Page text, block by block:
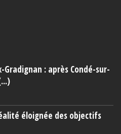
Gradignan : après Condé-sur-
éloignée des objectifs